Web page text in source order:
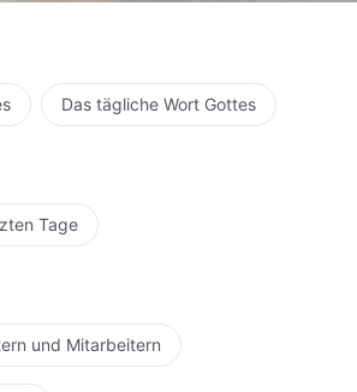
Das tägliche Wort Gottes
Tage
und Mitarbeitern